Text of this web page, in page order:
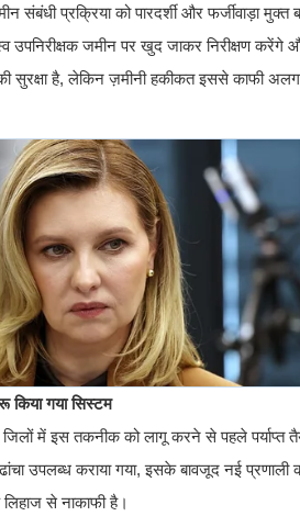
संबंधी प्रक्रिया को पारदर्शी और फर्जीवाड़ा
उपनिरीक्षक जमीन पर खुद जाकर निरीक्षण
सुरक्षा है, लेकिन ज़मीनी हकीकत इससे काफी
किया गया सिस्टम
में इस तकनीक को लागू करने से पहले पर्याप्त
उपलब्ध कराया गया, इसके बावजूद नई
लिहाज से नाकाफी है।